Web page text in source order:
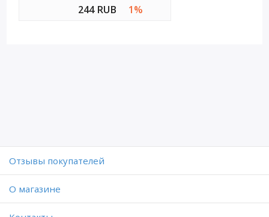
244 RUB
1%
Отзывы покупателей
O магазине